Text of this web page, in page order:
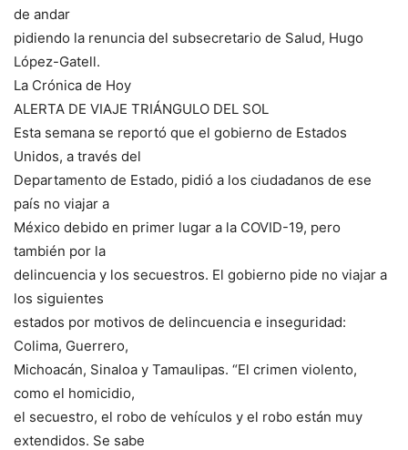
de andar
pidiendo la renuncia del subsecretario de Salud, Hugo
López-Gatell.
La Crónica de Hoy
ALERTA DE VIAJE TRIÁNGULO DEL SOL
Esta semana se reportó que el gobierno de Estados
Unidos, a través del
Departamento de Estado, pidió a los ciudadanos de ese
país no viajar a
México debido en primer lugar a la COVID-19, pero
también por la
delincuencia y los secuestros. El gobierno pide no viajar a
los siguientes
estados por motivos de delincuencia e inseguridad:
Colima, Guerrero,
Michoacán, Sinaloa y Tamaulipas. “El crimen violento,
como el homicidio,
el secuestro, el robo de vehículos y el robo están muy
extendidos. Se sabe